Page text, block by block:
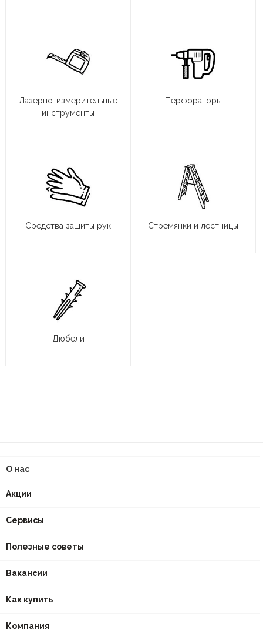
Лазерно-измерительные
инструменты
Перфораторы
Средства защиты рук Стремянки и лестницы
Дюбели
О нас
Акции
Сервисы
Полезные советы
Вакансии
Как купить
Компания